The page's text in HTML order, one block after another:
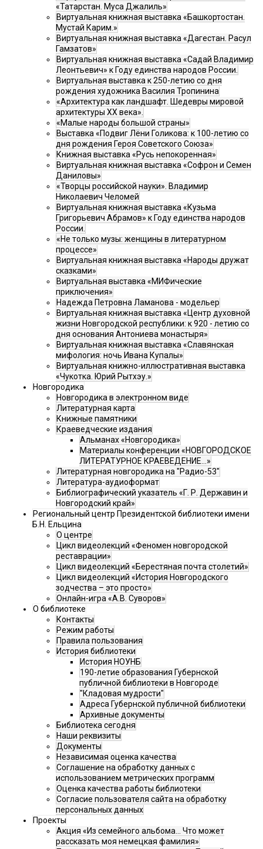
«Татарстан. Муса Джалиль»
Виртуальная книжная выставка «Башкортостан.
Мустай Карим.»
Виртуальная книжная выставка «Дагестан. Расул
Гамзатов»
Виртуальная книжная выставка «Садай Владимир
Леонтьевич» к Году единства народов России.
Виртуальная выставка к 250-летию со дня
рождения художника Василия Тропинина
«Архитектура как ландшафт. Шедевры мировой
архитектуры XX века».
«Малые народы большой страны»
Выставка «Подвиг Лёни Голикова: к 100-летию со
дня рождения Героя Советского Союза»
Книжная выставка «Русь непокоренная»
Виртуальная книжная выставка «Софрон и Семен
Даниловы»
«Творцы российской науки». Владимир
Николаевич Челомей
Виртуальная книжная выставка «Кузьма
Григорьевич Абрамов» к Году единства народов
России.
«Не только музы: женщины в литературном
процессе»
Виртуальная книжная выставка «Народы дружат
сказками»
Виртуальная выставка «МИФические
приключения»
Надежда Петровна Ламанова - модельер
Виртуальная книжная выставка «Центр духовной
жизни Новгородской республики: к 920 - летию со
дня основания Антониева монастыря»
Виртуальная книжная выставка «Славянская
мифология: ночь Ивана Купалы»
Виртуальная книжно-иллюстративная выставка
«Чукотка. Юрий Рытхэу.»
Новгородика
Новгородика в электронном виде
Литературная карта
Книжные памятники
Краеведческие издания
Альманах «Новгородика»
Материалы конференции «НОВГОРОДСКОЕ
ЛИТЕРАТУРНОЕ КРАЕВЕДЕНИЕ...»
Литературная новгородика на "Радио-53"
Литература-аудиоформат
Библиографический указатель «Г. Р. Державин и
Новгородский край»
Региональный центр Президентской библиотеки имени
Б.Н. Ельцина
О центре
Цикл видеолекций «Феномен новгородской
реставрации»
Цикл видеолекций «Берестяная почта столетий»
Цикл видеолекций «История Новгородского
зодчества – это просто»
Онлайн-игра «А.В. Суворов»
О библиотеке
Контакты
Режим работы
Правила пользования
История библиотеки
История НОУНБ
190-летие образования Губернской
публичной библиотеки в Новгороде
"Кладовая мудрости"
Адреса Губернской публичной библиотеки
Архивные документы
Библиотека сегодня
Наши реквизиты
Документы
Независимая оценка качества
Соглашение на обработку данных с
использованием метрических программ
Оценка качества работы библиотеки
Согласие пользователя сайта на обработку
персональных данных
Проекты
Акция «Из семейного альбома... Что может
рассказать моя немецкая фамилия»